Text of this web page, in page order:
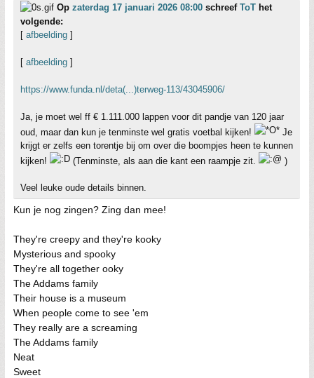
Op zaterdag 17 januari 2026 08:00 schreef ToT het
volgende:
[ afbeelding ]
[ afbeelding ]
https://www.funda.nl/deta(...)terweg-113/43045906/
Ja, je moet wel ff € 1.111.000 lappen voor dit pandje van 120 jaar
oud, maar dan kun je tenminste wel gratis voetbal kijken!
Je
krijgt er zelfs een torentje bij om over die boompjes heen te kunnen
kijken!
(Tenminste, als aan die kant een raampje zit. )
Veel leuke oude details binnen.
Kun je nog zingen? Zing dan mee!
They're creepy and they're kooky
Mysterious and spooky
They're all together ooky
The Addams family
Their house is a museum
When people come to see 'em
They really are a screaming
The Addams family
Neat
Sweet